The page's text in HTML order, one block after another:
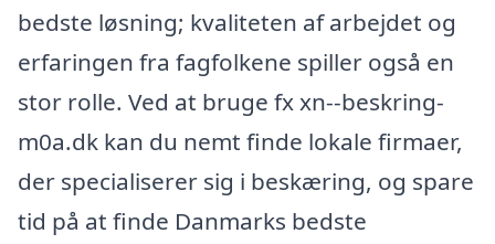
bedste løsning; kvaliteten af arbejdet og
erfaringen fra fagfolkene spiller også en
stor rolle. Ved at bruge fx xn--beskring-
m0a.dk kan du nemt finde lokale firmaer,
der specialiserer sig i beskæring, og spare
tid på at finde Danmarks bedste